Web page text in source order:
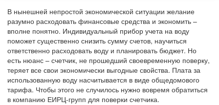
В нынешней непростой экономической ситуации желание
разумно расходовать финансовые средства и экономить –
вполне понятно. Индивидуальный прибор учета на воду
поможет существенно снизить сумму счетов, научиться
ответственно расходовать воду и планировать бюджет. Но
есть нюанс – счетчик, не прошедший своевременную поверку,
теряет все свои экономически выгодные свойства. Плата за
использованную воду насчитывается в виде общедомового
тарифа. Чтобы этого не случилось нужно вовремя обратиться
в компанию ЕИРЦ-групп для поверки счетчика.